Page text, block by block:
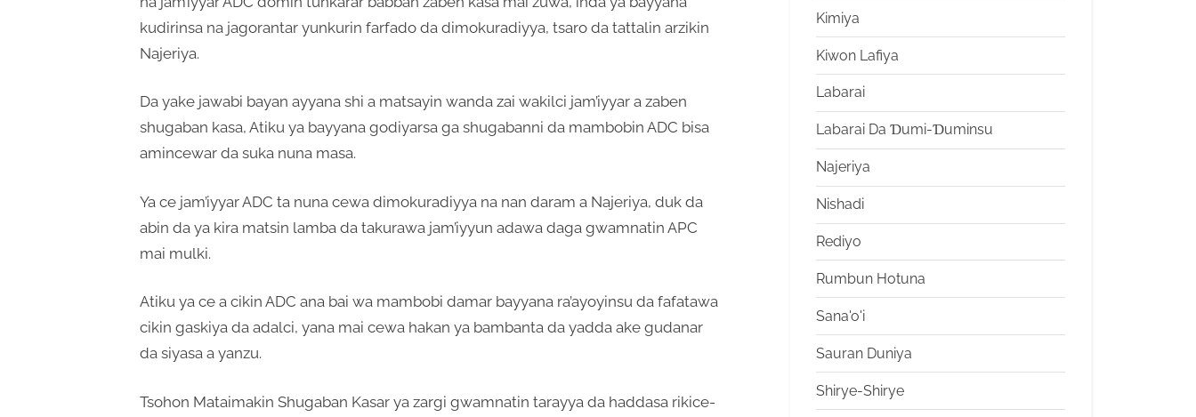
kudirinsa na jagorantar yunkurin farfado da dimokuradiyya, tsaro da tattalin arzikin
Najeriya.
Da yake jawabi bayan ayyana shi a matsayin wanda zai wakilci jam’iyyar a zaben
shugaban kasa, Atiku ya bayyana godiyarsa ga shugabanni da mambobin ADC bisa
amincewar da suka nuna masa.
Ya ce jam’iyyar ADC ta nuna cewa dimokuradiyya na nan daram a Najeriya, duk da
abin da ya kira matsin lamba da takurawa jam’iyyun adawa daga gwamnatin APC
mai mulki.
Atiku ya ce a cikin ADC ana bai wa mambobi damar bayyana ra’ayoyinsu da fafatawa
cikin gaskiya da adalci, yana mai cewa hakan ya bambanta da yadda ake gudanar
da siyasa a yanzu.
Tsohon Mataimakin Shugaban Kasar ya zargi gwamnatin tarayya da haddasa rikice-
Kimiya
Kiwon Lafiya
Labarai
Labarai Da Ɗumi-Ɗuminsu
Najeriya
Nishadi
Rediyo
Rumbun Hotuna
Sana'o'i
Sauran Duniya
Shirye-Shirye